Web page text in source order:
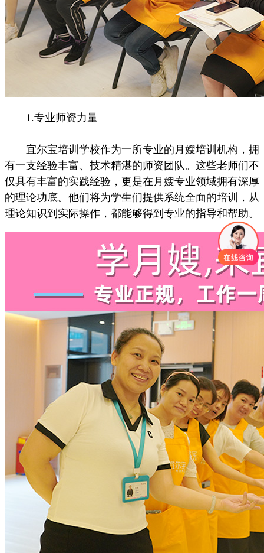
1.专业师资力量
宜尔宝培训学校作为一所专业的月嫂培训机构，拥
有一支经验丰富、技术精湛的师资团队。这些老师们不
仅具有丰富的实践经验，更是在月嫂专业领域拥有深厚
的理论功底。他们将为学生们提供系统全面的培训，从
理论知识到实际操作，都能够得到专业的指导和帮助。